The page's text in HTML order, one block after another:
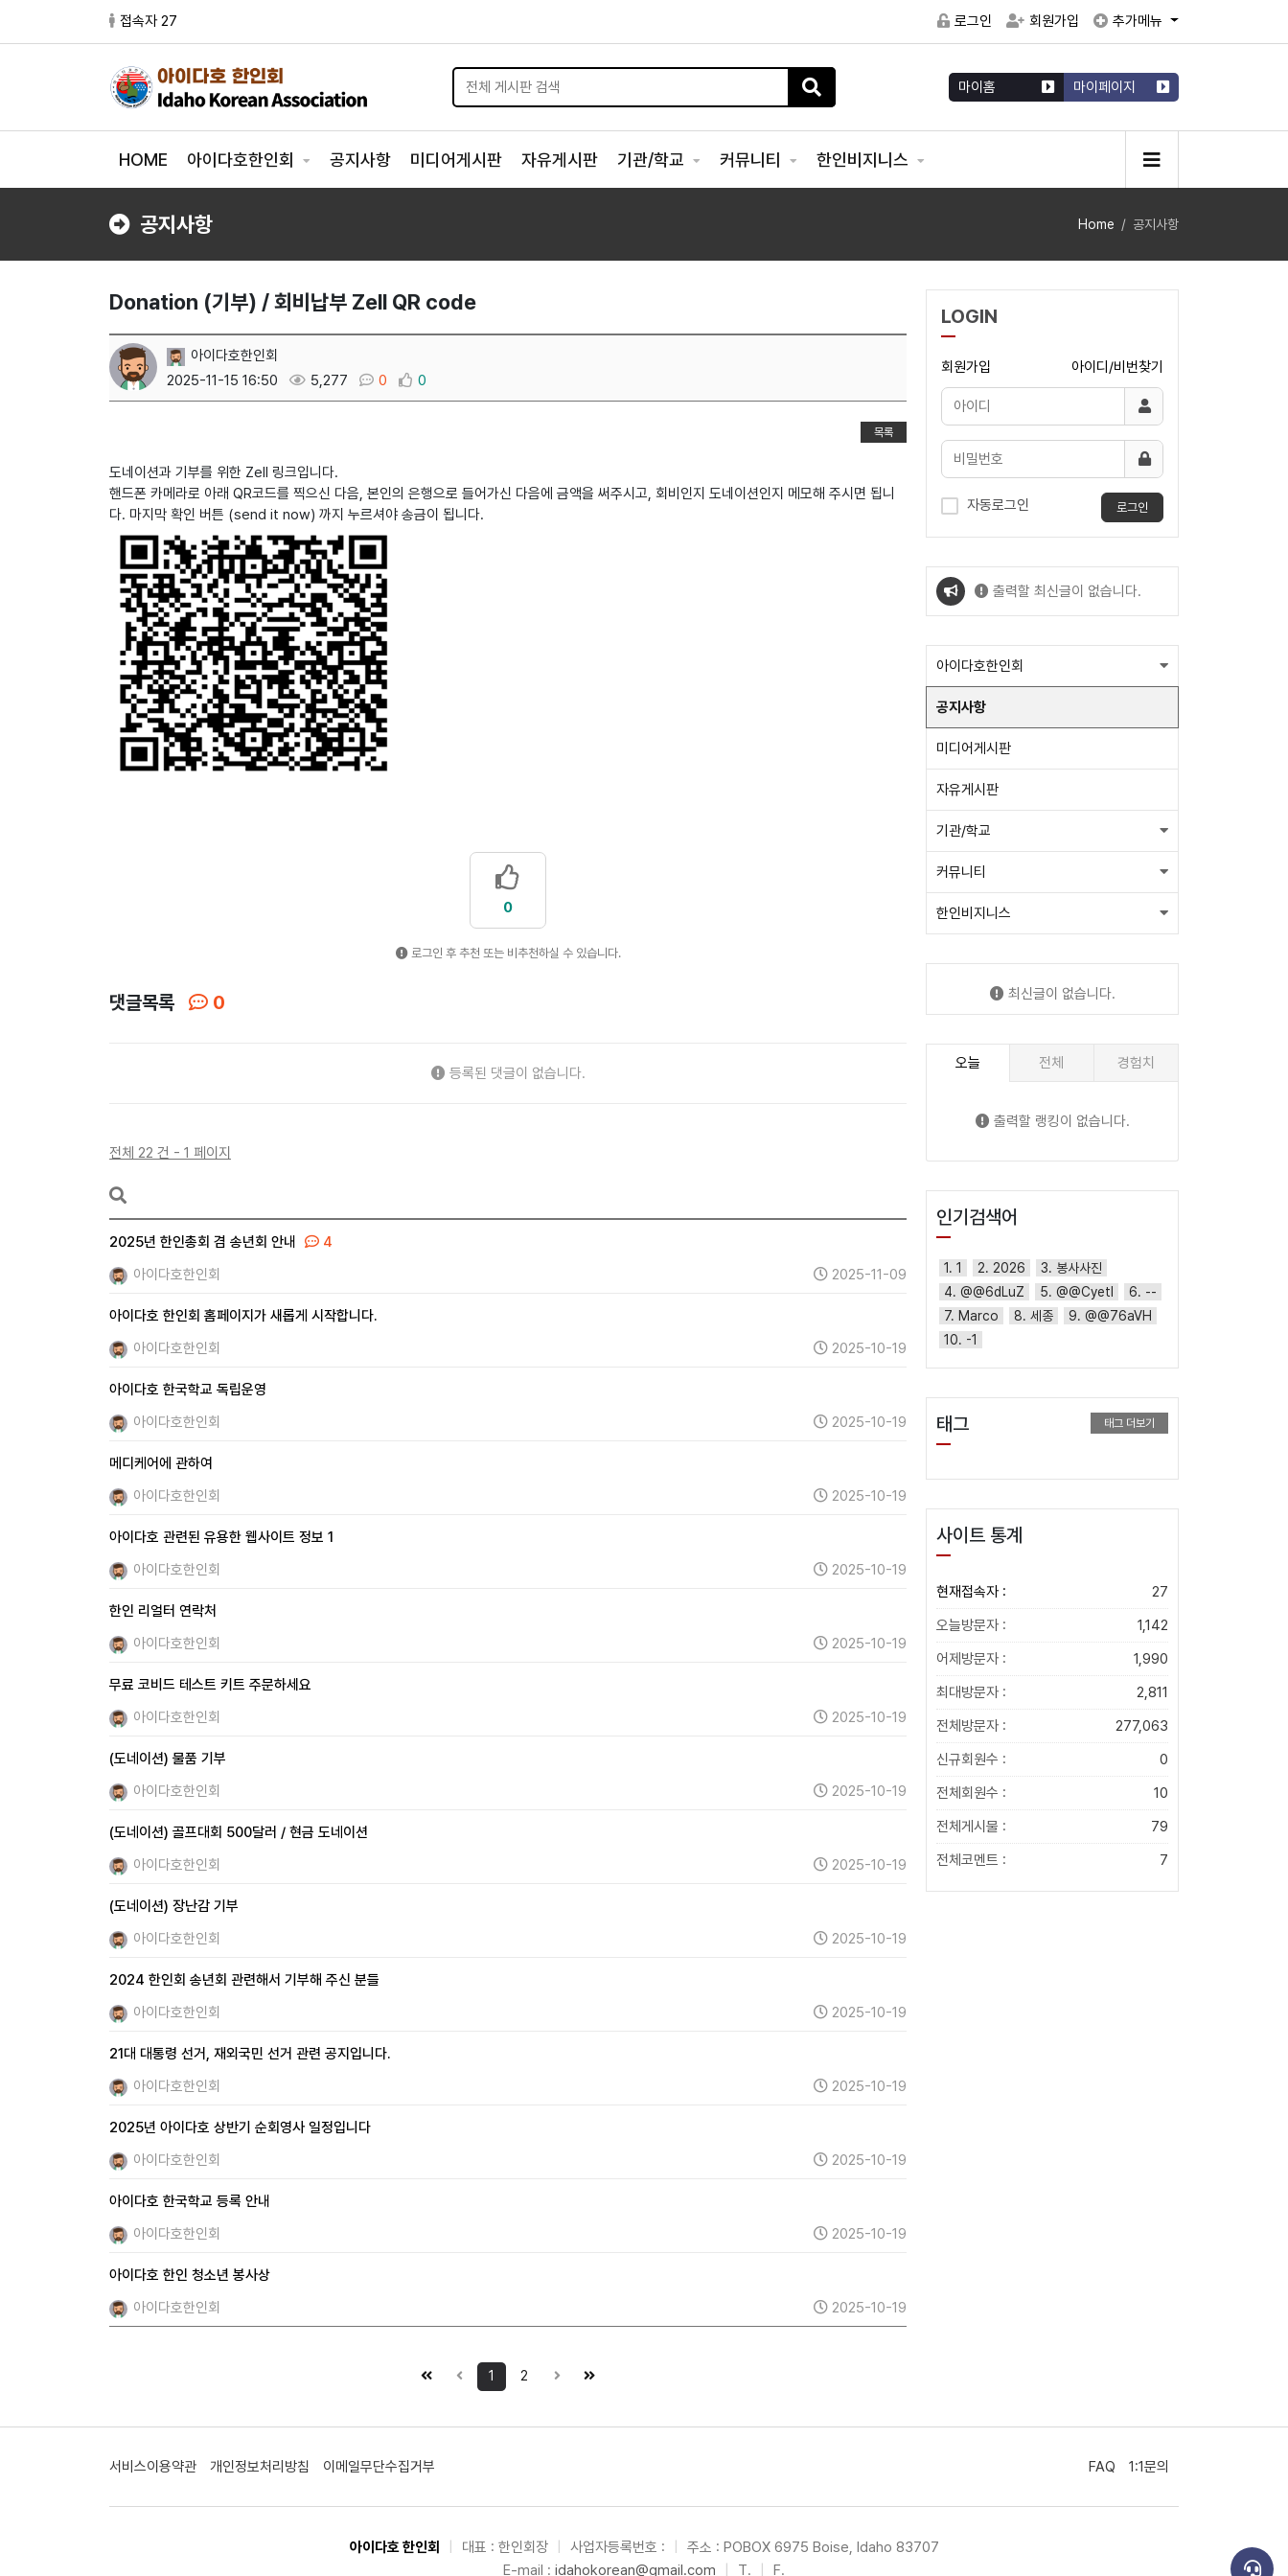
접속자 27 로그인 회원가입 추가메뉴
마이홈 마이페이지
HOME 아이다호한인회 공지사항 미디어게시판 자유게시판 기관/학교 커뮤니티 한인비지니스
공지사항 Home 공지사항
Donation (기부) / 회비납부 Zell QR code
아이다호한인회
2025-11-15 16:50
5,277 0 0
목록
도네이션과 기부를 위한 Zell 링크입니다.
핸드폰 카메라로 아래 QR코드를 찍으신 다음, 본인의 은행으로 들어가신 다음에 금액을 써주시고, 회비인지 도네이션인지 메모해 주시면 됩니
다. 마지막 확인 버튼 (send it now) 까지 누르셔야 송금이 됩니다.
0
로그인 후 추천 또는 비추천하실 수 있습니다.
댓글목록 0
등록된 댓글이 없습니다.
전체 22 건 - 1 페이지
2025년 한인총회 겸 송년회 안내
4
아이다호한인회
2025-11-09
아이다호 한인회 홈페이지가 새롭게 시작합니다.
아이다호한인회
2025-10-19
아이다호 한국학교 독립운영
아이다호한인회
2025-10-19
메디케어에 관하여
아이다호한인회
2025-10-19
아이다호 관련된 유용한 웹사이트 정보 1
아이다호한인회
2025-10-19
한인 리얼터 연락처
아이다호한인회
2025-10-19
무료 코비드 테스트 키트 주문하세요
아이다호한인회
2025-10-19
(도네이션) 물품 기부
아이다호한인회
2025-10-19
(도네이션) 골프대회 500달러 / 현금 도네이션
아이다호한인회
2025-10-19
(도네이션) 장난감 기부
아이다호한인회
2025-10-19
2024 한인회 송년회 관련해서 기부해 주신 분들
아이다호한인회
2025-10-19
21대 대통령 선거, 재외국민 선거 관련 공지입니다.
아이다호한인회
2025-10-19
2025년 아이다호 상반기 순회영사 일정입니다
아이다호한인회
2025-10-19
아이다호 한국학교 등록 안내
아이다호한인회
2025-10-19
아이다호 한인 청소년 봉사상
아이다호한인회
2025-10-19
1 2
LOGIN
회원가입 아이디/비번찾기
자동로그인 로그인
출력할 최신글이 없습니다.
아이다호한인회
공지사항
미디어게시판
자유게시판
기관/학교
커뮤니티
한인비지니스
최신글이 없습니다.
오늘 전체 경험치
출력할 랭킹이 없습니다.
인기검색어
1. 1 2. 2026
3. 봉사사진
4. @@6dLuZ
5. @@CyetI
6. --
7. Marco
8. 세종
9. @@76aVH
10. -1
태그 태그 더보기
사이트 통계
현재접속자 :
27
오늘방문자 :
1,142
어제방문자 :
1,990
최대방문자 :
2,811
전체방문자 :
277,063
신규회원수 :
0
전체회원수 :
10
전체게시물 :
79
전체코멘트 :
7
서비스이용약관 개인정보처리방침 이메일무단수집거부 FAQ 1:1문의
아이다호 한인회 대표 : 한인회장 사업자등록번호 :
주소 : POBOX 6975 Boise, Idaho 83707
E-mail : idahokorean@gmail.com T. F.